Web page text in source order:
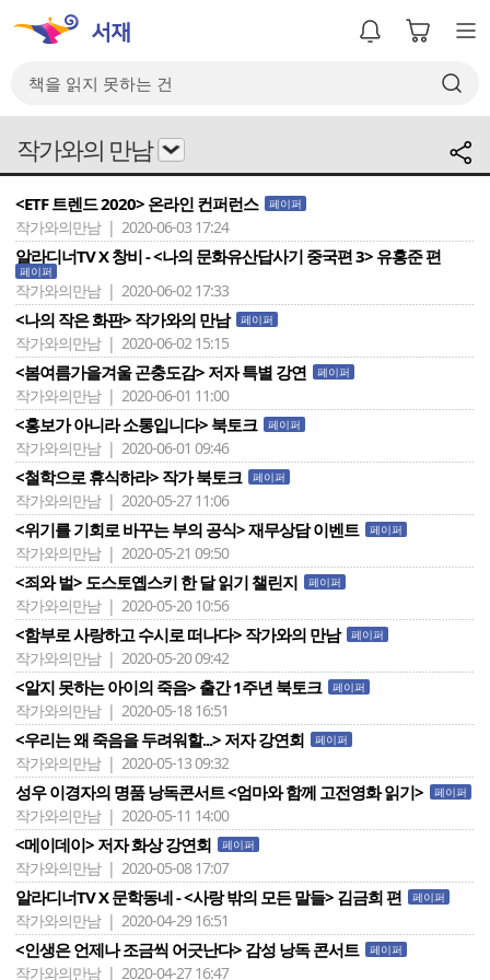
작가와의 만남
<ETF 트렌드 2020> 온라인 컨퍼런스 페이퍼
작가와의만남 | 2020-06-03 17:24
알라디너TV X 창비 - <나의 문화유산답사기 중국편 3> 유홍준 편
페이퍼
작가와의만남 | 2020-06-02 17:33
<나의 작은 화판> 작가와의 만남 페이퍼
작가와의만남 | 2020-06-02 15:15
<봄여름가을겨울 곤충도감> 저자 특별 강연 페이퍼
작가와의만남 | 2020-06-01 11:00
<홍보가 아니라 소통입니다> 북토크 페이퍼
작가와의만남 | 2020-06-01 09:46
<철학으로 휴식하라> 작가 북토크 페이퍼
작가와의만남 | 2020-05-27 11:06
<위기를 기회로 바꾸는 부의 공식> 재무상담 이벤트 페이퍼
작가와의만남 | 2020-05-21 09:50
<죄와 벌> 도스토옙스키 한 달 읽기 챌린지 페이퍼
작가와의만남 | 2020-05-20 10:56
<함부로 사랑하고 수시로 떠나다> 작가와의 만남 페이퍼
작가와의만남 | 2020-05-20 09:42
<알지 못하는 아이의 죽음> 출간 1주년 북토크 페이퍼
작가와의만남 | 2020-05-18 16:51
<우리는 왜 죽음을 두려워할...> 저자 강연회 페이퍼
작가와의만남 | 2020-05-13 09:32
성우 이경자의 명품 낭독콘서트 <엄마와 함께 고전영화 읽기> 페이퍼
작가와의만남 | 2020-05-11 14:00
<메이데이> 저자 화상 강연회 페이퍼
작가와의만남 | 2020-05-08 17:07
알라디너TV X 문학동네 - <사랑 밖의 모든 말들> 김금희 편 페이퍼
작가와의만남 | 2020-04-29 16:51
<인생은 언제나 조금씩 어긋난다> 감성 낭독 콘서트 페이퍼
작가와의만남 | 2020-04-27 16:47